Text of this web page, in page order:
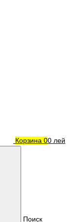
Корзина 00 лей
Поиск